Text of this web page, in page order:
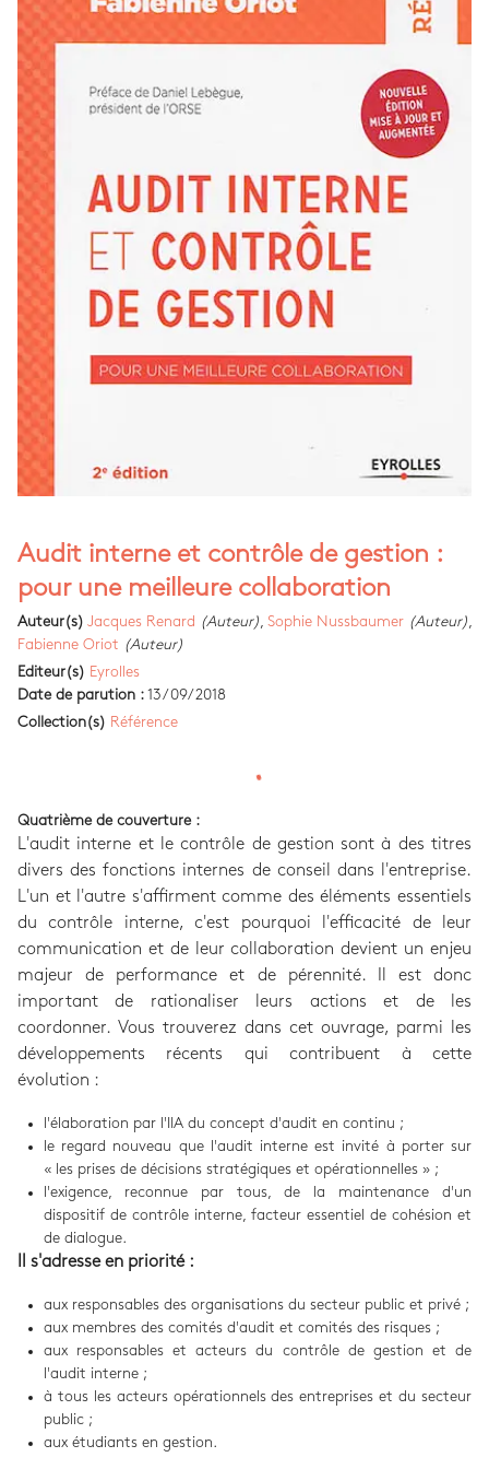
Audit interne et contrôle de gestion :
pour une meilleure collaboration
Auteur(s) Jacques Renard (Auteur) Sophie Nussbaumer (Auteur)
Fabienne Oriot (Auteur)
Editeur(s) Eyrolles
Date de parution : 13/09/2018
Collection(s) Référence
Quatrième de couverture :
L'audit interne et le contrôle de gestion sont à des titres
divers des fonctions internes de conseil dans l'entreprise.
L'un et l'autre s'affirment comme des éléments essentiels
du contrôle interne, c'est pourquoi l'efficacité de leur
communication et de leur collaboration devient un enjeu
majeur de performance et de pérennité. Il est donc
important de rationaliser leurs actions et de les
coordonner. Vous trouverez dans cet ouvrage, parmi les
développements récents qui contribuent à cette
évolution :
l'élaboration par l'IIA du concept d'audit en continu ;
le regard nouveau que l'audit interne est invité à porter sur
« les prises de décisions stratégiques et opérationnelles » ;
l'exigence, reconnue par tous, de la maintenance d'un
dispositif de contrôle interne, facteur essentiel de cohésion et
de dialogue.
Il s'adresse en priorité :
aux responsables des organisations du secteur public et privé ;
aux membres des comités d'audit et comités des risques ;
aux responsables et acteurs du contrôle de gestion et de
l'audit interne ;
à tous les acteurs opérationnels des entreprises et du secteur
public ;
aux étudiants en gestion.